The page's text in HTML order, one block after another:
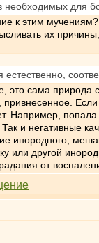
необходимых для
к этим
их
естественно,
это сама природа
попала
и негативные
инородного,
или другой
от